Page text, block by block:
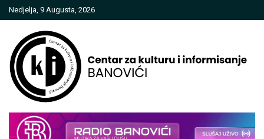
Skip
to
Nedjelja, 9 Augusta, 2026
Centar za kulturu i informisanje